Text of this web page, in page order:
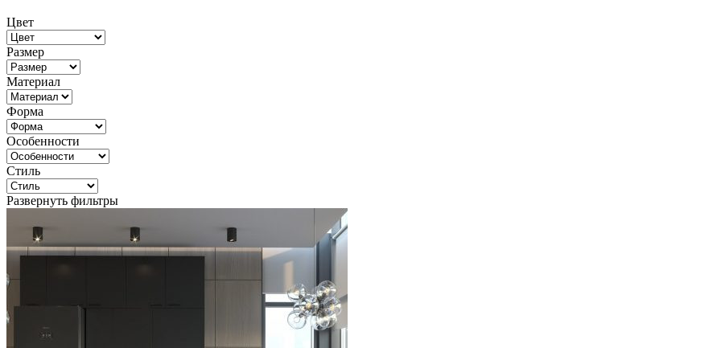
Цвет
Размер
Материал
Форма
Особенности
Стиль
Развернуть фильтры